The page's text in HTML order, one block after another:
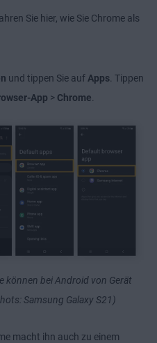
Sie hier, wie Sie Chrome als
und tippen Sie auf Apps . Tippen
App > Chrome
können bei Android von Gerät
Samsung Galaxy S21)
macht ihn auch zu einem